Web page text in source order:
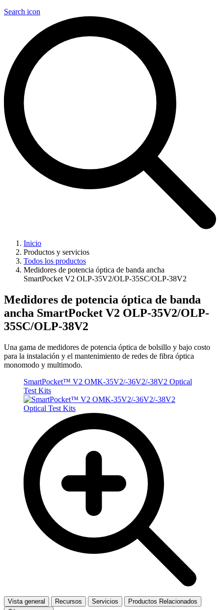
Search icon
Inicio
Productos y servicios
Todos los productos
Medidores de potencia óptica de banda ancha
SmartPocket V2 OLP-35V2/OLP-35SC/OLP-38V2
Medidores de potencia óptica de banda
ancha SmartPocket V2 OLP-35V2/OLP-
35SC/OLP-38V2
Una gama de medidores de potencia óptica de bolsillo y bajo costo
para la instalación y el mantenimiento de redes de fibra óptica
monomodo y multimodo.
SmartPocket™ V2 OMK-35V2/-36V2/-38V2 Optical
Test Kits
Vista general Recursos Servicios
Productos Relacionados